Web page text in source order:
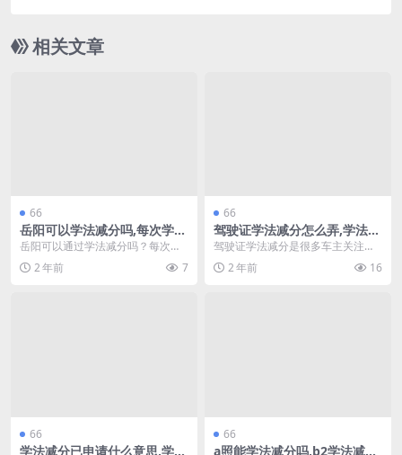
相关文章
66
岳阳可以学法减分吗,每次学法
减分最多能减几分(岳阳有学法
免分吗)
岳阳可以通过学法减分吗？每次学
法能减多少分？这是许多驾驶员和
学员关心的问题。本文...
2 年前 7
66
驾驶证学法减分怎么弄,学法减
分难题汇总(驾驶证学法减分模
拟考试题)
驾驶证学法减分是很多车主关注的
话题。随着交通法规的不断更新，
了解如何通过学习法律...
2 年前 16
66
学法减分已申请什么意思,学法
66
a照能学法减分吗,b2学法减分